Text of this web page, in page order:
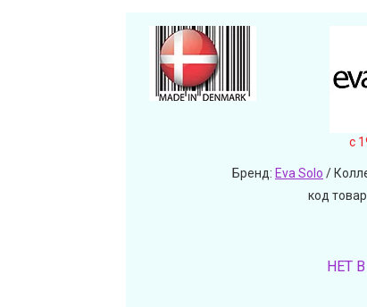
c
Бренд: Eva Solo /
код
НЕТ